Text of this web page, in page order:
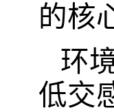
的核
环
低交